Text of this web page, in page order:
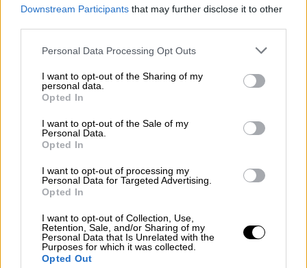
Downstream Participants that may further disclose it to other
Please note that this website/app uses one or more Google
not limited to your visit or usage behaviour. You may click to
grant or deny consent to Google and its third-party tags to
use your data for below specified purposes in below Google
consent section.
Personal Data Processing Opt Outs
I want to opt-out of the Sharing of my
personal data.
Opted In
I want to opt-out of the Sale of my
Personal Data.
Opted In
I want to opt-out of processing my
Personal Data for Targeted Advertising.
Opted In
I want to opt-out of Collection, Use,
Retention, Sale, and/or Sharing of my
Personal Data that Is Unrelated with the
Purposes for which it was collected.
Opted Out
Με στόχο τονπεριορισμό της σπατάλης
τροφίμωνκαι τηναξιοποίηση προϊόντων
που έχουν ανάγκη, τοefood, στο πλαίσιο της
συνεργασίας του με την
τα τελευταία δύο χρόνια, προχώρησε σε
δωρεά για τηδιαχείριση κοντόληκτων
τη συγκεκριμένη πρωτοβουλία, από την αρχή
του έτους διασώθηκαν
ανάγκη.
Στήριξη έκτακτων αναγκών